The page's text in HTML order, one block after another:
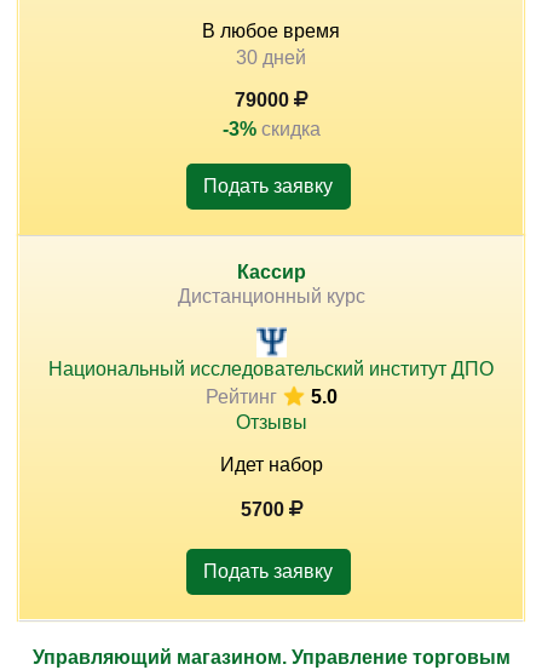
В любое время
30 дней
79000
-3% скидка
Подать заявку
Кассир
Дистанционный курс
Национальный исследовательский институт ДПО
Рейтинг
5.0
Отзывы
Идет набор
5700
Подать заявку
Управляющий магазином. Управление торговым